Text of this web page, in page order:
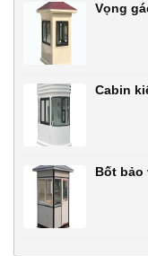
Vọng
Cabin
Bốt bảo